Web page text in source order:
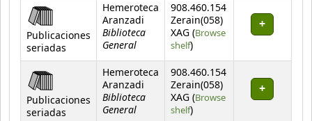
Publicaciones
seriadas
Hemeroteca
Aranzadi
Biblioteca
General
908.460.154
Zerain(058)
XAG (Browse
shelf(Opens below)
)
Publicaciones
seriadas
Hemeroteca
Aranzadi
Biblioteca
General
908.460.154
Zerain(058)
XAG (Browse
shelf(Opens below)
)